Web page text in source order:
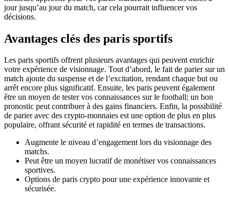
jour jusqu’au jour du match, car cela pourrait influencer vos
décisions.
Avantages clés des paris sportifs
Les paris sportifs offrent plusieurs avantages qui peuvent enrichir
votre expérience de visionnage. Tout d’abord, le fait de parier sur un
match ajoute du suspense et de l’excitation, rendant chaque but ou
arrêt encore plus significatif. Ensuite, les paris peuvent également
être un moyen de tester vos connaissances sur le football; un bon
pronostic peut contribuer à des gains financiers. Enfin, la possibilité
de parier avec des crypto-monnaies est une option de plus en plus
populaire, offrant sécurité et rapidité en termes de transactions.
Augmente le niveau d’engagement lors du visionnage des
matchs.
Peut être un moyen lucratif de monétiser vos connaissances
sportives.
Options de paris crypto pour une expérience innovante et
sécurisée.